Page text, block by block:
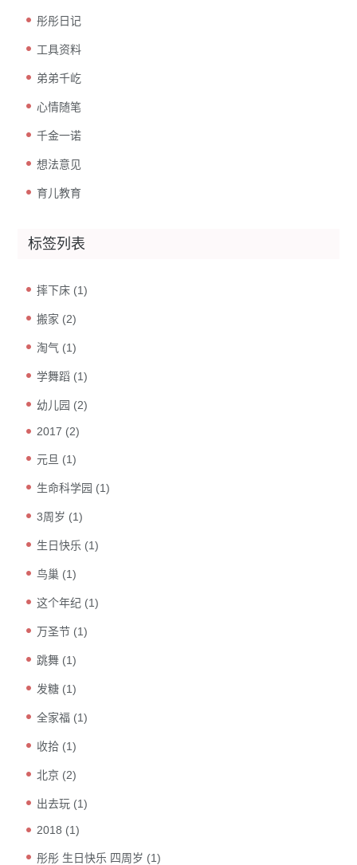
彤彤日记
工具资料
弟弟千屹
心情随笔
千金一诺
想法意见
育儿教育
标签列表
摔下床 (1)
搬家 (2)
淘气 (1)
学舞蹈 (1)
幼儿园 (2)
2017 (2)
元旦 (1)
生命科学园 (1)
3周岁 (1)
生日快乐 (1)
鸟巢 (1)
这个年纪 (1)
万圣节 (1)
跳舞 (1)
发糖 (1)
全家福 (1)
收拾 (1)
北京 (2)
出去玩 (1)
2018 (1)
彤彤 生日快乐 四周岁 (1)